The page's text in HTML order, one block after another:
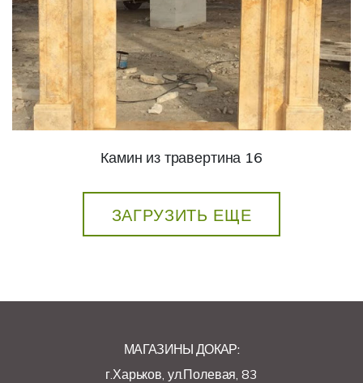
Камин из травертина 16
ЗАГРУЗИТЬ ЕЩЕ
МАГАЗИНЫ ДОКАР:
г.Харьков, ул.Полевая, 83